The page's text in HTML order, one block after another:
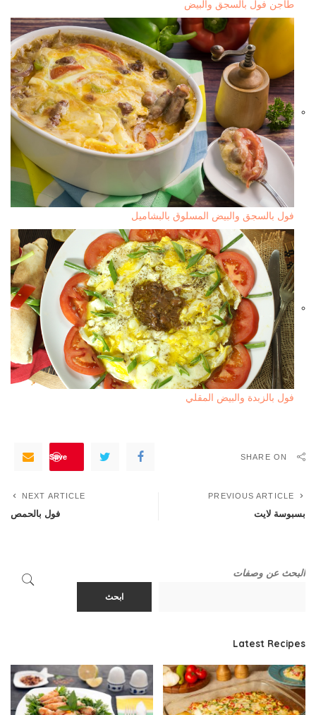
طاجن فول بالسجق والبيض
فول بالسجق والبيض المسلوق بالبشاميل
فول بالزبدة والبيض المقلي
SHARE ON
Save
PREVIOUS ARTICLE
بسبوسة لايت
NEXT ARTICLE
فول بالحمص
البحث عن وصفات
ابحث
Latest Recipes